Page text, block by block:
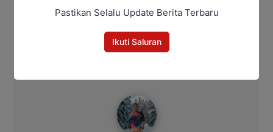
Pastikan Selalu Update Berita Terbaru
Ikuti Saluran